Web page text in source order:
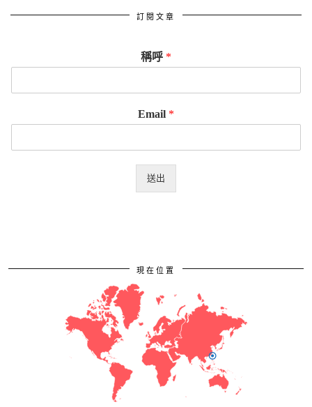
訂閱文章
稱呼 *
Email *
送出
現在位置